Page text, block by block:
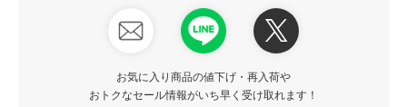
お気に入り商品の値下げ・再入荷や
おトクなセール情報がいち早く受け取れます！